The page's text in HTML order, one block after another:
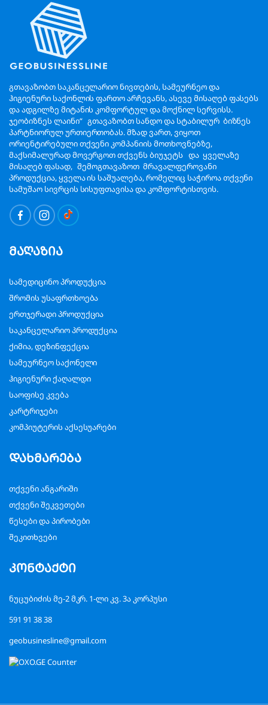
გთავაზობთ საკანცელარიო ნივთების, სამეურნეო და
ჰიგიენური საქონლის ფართო არჩევანს, ასევე მისაღებ ფასებს
და ადგილზე მიტანის კომფორტულ და მოქნილ სერვისს.
ჯეობიზნეს ლაინი“ გთავაზობთ სანდო და სტაბილურ ბიზნეს
პარტნიორულ ურთიერთობას. მზად ვართ, ვიყოთ
ორიენტირებული თქვენი კომპანიის მოთხოვნებზე,
მაქსიმალურად მოვერგოთ თქვენს ბიუჯეტს და ყველაზე
მისაღებ ფასად, შემოგთავაზოთ მრავალფეროვანი
პროდუქცია, ყველა ის საშუალება, რომელიც საჭიროა თქვენი
სამუშაო სივრცის სისუფთავისა და კომფორტისთვის.
მაღაზია
სამედიცინო პროდუქცია
შრომის უსაფრთხოება
ერთჯერადი პროდუქცია
საკანცელარიო პროდუქცია
ქიმია, დეზინფექცია
სამეურნეო საქონელი
ჰიგიენური ქაღალდი
საოფისე კვება
კარტრიჯები
კომპიუტერის აქსესუარები
დახმარება
თქვენი ანგარიში
თქვენი შეკვეთები
წესები და პირობები
შეკითხვები
კონტაქტი
ნუცუბიძის მე-2 მკრ. 1-ლი კვ. 3ა კორპუსი
591 91 38 38
geobusinesline@gmail.com